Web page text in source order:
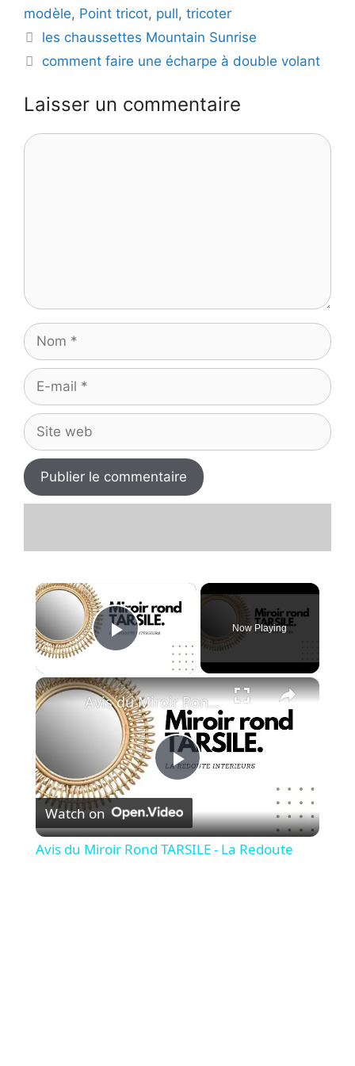
modèle, Point tricot, pull, tricoter
les chaussettes Mountain Sunrise
comment faire une écharpe à double volant
Laisser un commentaire
Commentaire
Nom
E-
mail
Site
web
×
Play Video
Now Playing
×
P
l
Avis du Miroir Rond TARSILE - La Redoute
Watch on
Avis du Miroir Rond TARSILE - La Redoute